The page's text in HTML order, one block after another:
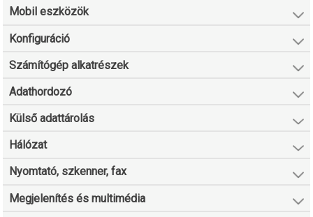
Mobil eszközök
Konfiguráció
Számítógép alkatrészek
Adathordozó
Külső adattárolás
Hálózat
Nyomtató, szkenner, fax
Megjelenítés és multimédia